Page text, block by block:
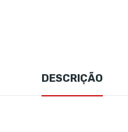
DESCRIÇÃO